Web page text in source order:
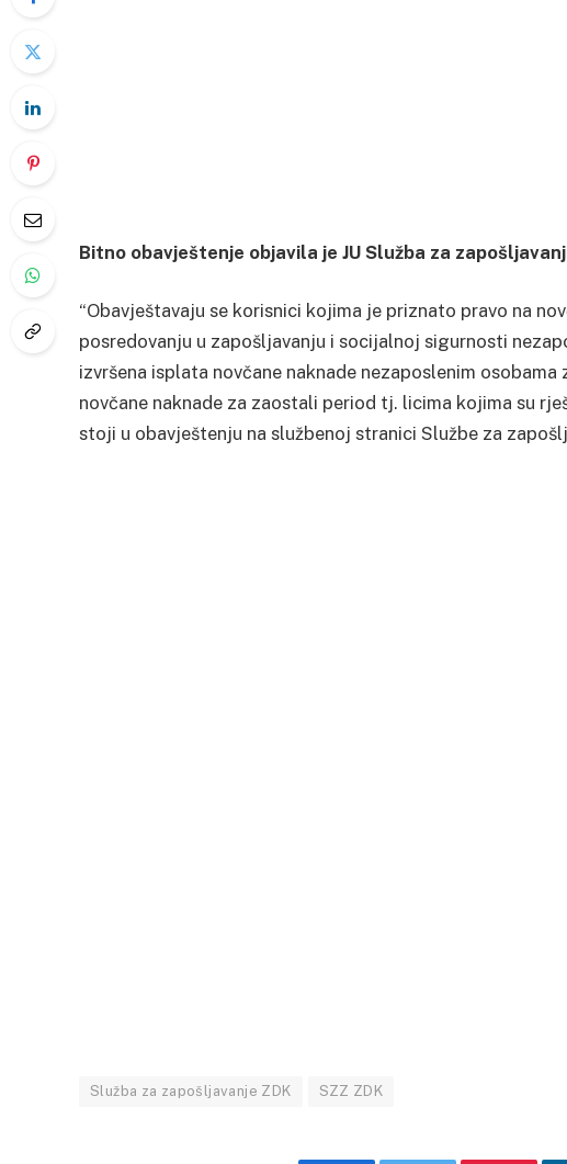
Bitno obavještenje objavila je JU Služba za
“Obavještavaju se korisnici kojima je priznato pravo na
posredovanju u zapošljavanju i socijalnoj sigurnosti
izvršena isplata novčane naknade nezaposlenim
novčane naknade za zaostali period tj. licima kojima su
stoji u obavještenju na službenoj stranici Službe za
Služba za zapošljavanje ZDK SZZ ZDK